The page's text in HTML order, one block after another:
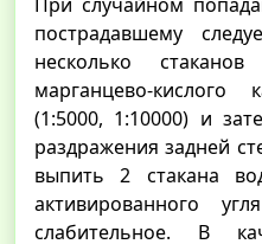
пострадавшему
несколько
марганцево-
(1:5000, 1:10000) и
раздражения задней
выпить 2 стакана
активированного
слабительное. В